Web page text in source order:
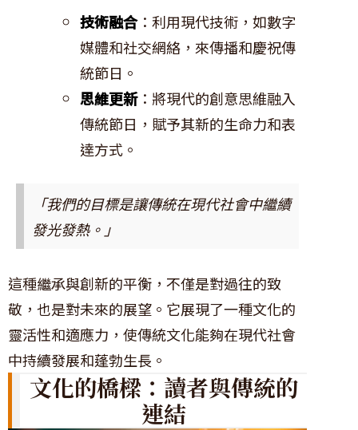
技術融合：利用現代技術，如數字
媒體和社交網絡，來傳播和慶祝傳
統節日。
思維更新：將現代的創意思維融入
傳統節日，賦予其新的生命力和表
達方式。
「我們的目標是讓傳統在現代社會中繼續
發光發熱。」
這種繼承與創新的平衡，不僅是對過往的致
敬，也是對未來的展望。它展現了一種文化的
靈活性和適應力，使傳統文化能夠在現代社會
中持續發展和蓬勃生長。
文化的橋樑：讀者與傳統的
連結